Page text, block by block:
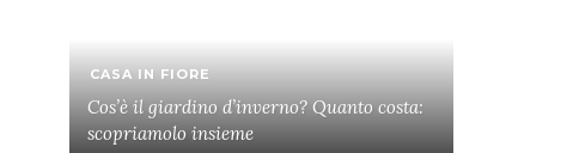
CASA IN FIORE
Cos’è il giardino d’inverno? Quanto costa:
scopriamolo insieme